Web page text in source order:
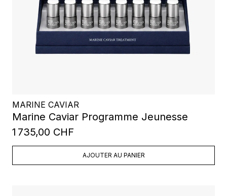
MARINE CAVIAR
Marine Caviar Programme Jeunesse
1 735,00 CHF
AJOUTER AU PANIER